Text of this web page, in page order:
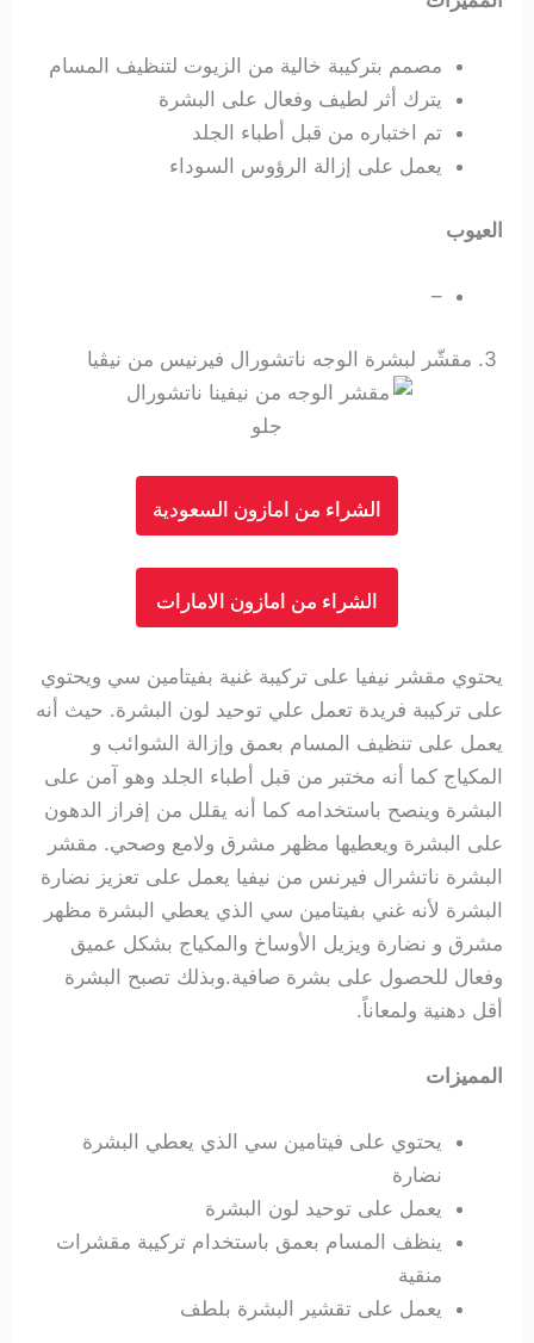
مصمم بتركيبة خالية من الزيوت لتنظيف المسام
يترك أثر لطيف وفعال على البشرة
تم اختباره من قبل أطباء الجلد
يعمل على إزالة الرؤوس السوداء
العيوب
–
ناتشورال فيرنيس من نيڤيا
الشراء من امازون السعودية
الشراء من امازون الامارات
يحتوي مقشر نيفيا على تركيبة غنية بفيتامين سي ويحتوي
على تركيبة فريدة تعمل علي توحيد لون البشرة. حيث أنه
يعمل على تنظيف المسام بعمق وإزالة الشوائب و
المكياج كما أنه مختبر من قبل أطباء الجلد وهو آمن على
البشرة وينصح باستخدامه كما أنه يقلل من إفراز الدهون
على البشرة ويعطيها مظهر مشرق ولامع وصحي. مقشر
البشرة ناتشرال فيرنس من نيفيا يعمل على تعزيز نضارة
البشرة لأنه غني بفيتامين سي الذي يعطي البشرة مظهر
مشرق و نضارة ويزيل الأوساخ والمكياج بشكل عميق
وفعال للحصول على بشرة صافية.وبذلك تصبح البشرة
أقل دهنية ولمعاناً.
المميزات
يحتوي على فيتامين سي الذي يعطي البشرة
نضارة
يعمل على توحيد لون البشرة
ينظف المسام بعمق باستخدام تركيبة مقشرات
منقية
يعمل على تقشير البشرة بلطف